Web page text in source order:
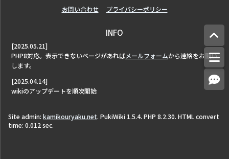
お問い合わせ プライバシーポリシー
INFO
[2025.05.21]
PHP8対応。表示できないページがあればメールフォームから連絡をお願い
します。
[2025.04.14]
wikiのアップデートを順次開始
Site admin: kamikouryaku.net. PukiWiki 1.5.4. PHP 8.2.30. HTML convert
time: 0.012 sec.